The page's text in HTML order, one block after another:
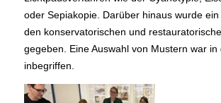
oder Sepiakopie. Darüber hinaus wurde ein
den konservatorischen und
gegeben. Eine Auswahl von Mustern war
inbegriffen.